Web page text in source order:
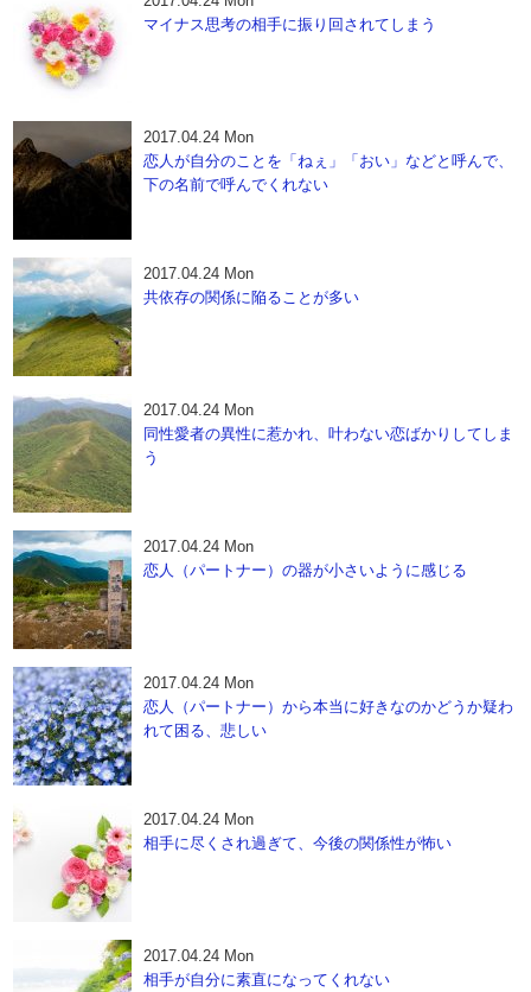
マイナス思考の相手に振り回されてしまう
2017.04.24 Mon
恋人が自分のことを「ねぇ」「おい」などと呼んで、
下の名前で呼んでくれない
2017.04.24 Mon
共依存の関係に陥ることが多い
2017.04.24 Mon
同性愛者の異性に惹かれ、叶わない恋ばかりしてしま
う
2017.04.24 Mon
恋人（パートナー）の器が小さいように感じる
2017.04.24 Mon
恋人（パートナー）から本当に好きなのかどうか疑わ
れて困る、悲しい
2017.04.24 Mon
相手に尽くされ過ぎて、今後の関係性が怖い
2017.04.24 Mon
相手が自分に素直になってくれない